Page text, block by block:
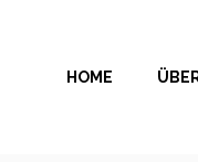
springenHOME